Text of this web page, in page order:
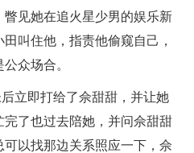
见她在追火星少男的娱乐新
叫住他，指责他偷窥自己，
众场合。
立即打给了佘甜甜，并让她
了也过去陪她，并问佘甜甜
以找那边关系照应一下，佘